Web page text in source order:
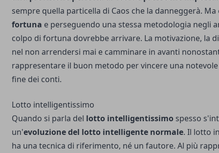
sempre quella particella di Caos che la danneggerà.
fortuna e perseguendo una stessa metodologia negli
colpo di fortuna dovrebbe arrivare. La motivazione, la
nel non arrendersi mai e camminare in avanti
rappresentare il buon metodo per vincere una
fine dei conti.
Lotto intelligentissimo
Quando si parla del lotto intelligentissimo spesso
un'evoluzione del lotto intelligente normale. Il lotto
ha una tecnica di riferimento, né un fautore. Al più